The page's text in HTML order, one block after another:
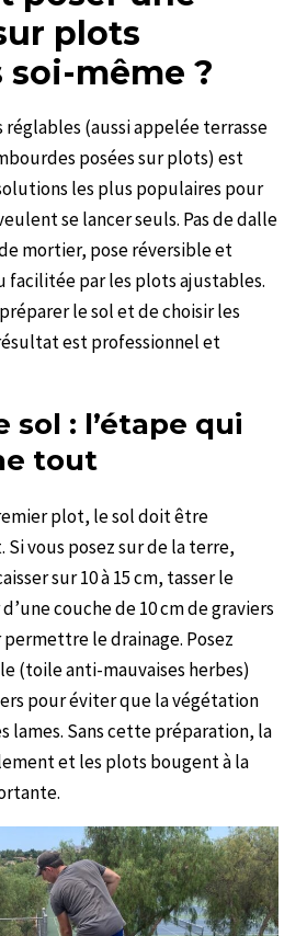
plots
soi-même ?
réglables (aussi appelée terrasse
posées sur plots) est
les plus populaires pour
se lancer seuls. Pas de dalle
mortier, pose réversible et
facilitée par les plots ajustables.
le sol et de choisir les
est professionnel et
sol : l’étape qui
tout
plot, le sol doit être
vous posez sur de la terre,
sur 10 à 15 cm, tasser le
couche de 10 cm de graviers
permettre le drainage. Posez
(toile anti-mauvaises herbes)
pour éviter que la végétation
lames. Sans cette préparation, la
et les plots bougent à la